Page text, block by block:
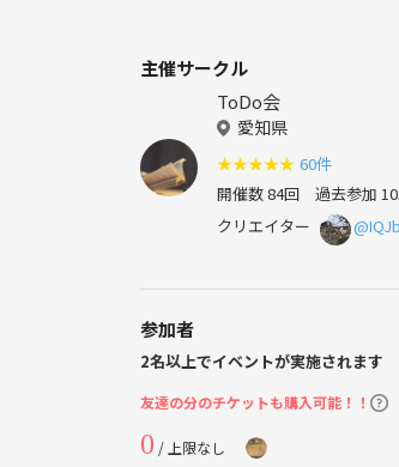
主催サークル
ToDo会
愛知県
★★★★★ 60件
開催数 84回 過去参加
クリエイター
参加者
2名以上でイベントが実施されます
友達の分のチケットも購入可能！！
0 / 上限なし